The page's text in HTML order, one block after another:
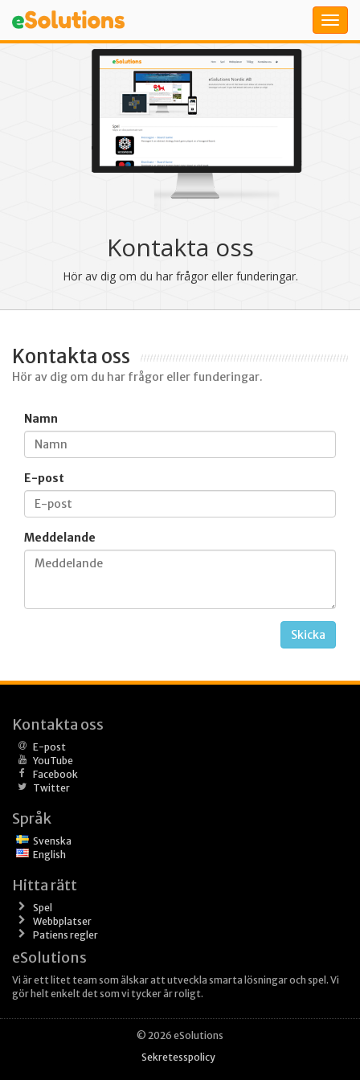
Kontakta oss
Hör av dig om du har frågor eller funderingar.
Kontakta oss
Hör av dig om du har frågor eller funderingar.
Namn
E-post
Meddelande
Skicka
Kontakta oss
E-post
YouTube
Facebook
Twitter
Språk
Svenska
English
Hitta rätt
Spel
Webbplatser
Patiens regler
eSolutions
Vi är ett litet team som älskar att utveckla smarta lösningar och spel. Vi
gör helt enkelt det som vi tycker är roligt.
© 2026 eSolutions
Sekretesspolicy